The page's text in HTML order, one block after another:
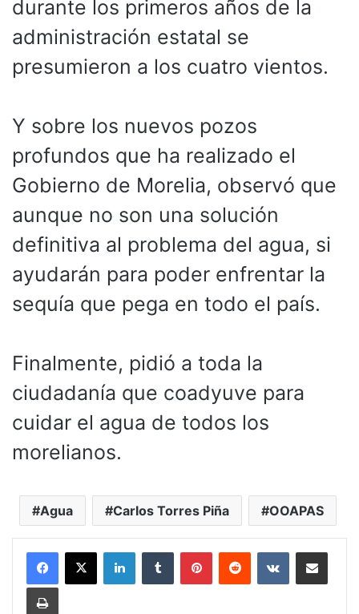
durante los primeros años de la
administración estatal se
presumieron a los cuatro vientos.
Y sobre los nuevos pozos
profundos que ha realizado el
Gobierno de Morelia, observó que
aunque no son una solución
definitiva al problema del agua, si
ayudarán para poder enfrentar la
sequía que pega en todo el país.
Finalmente, pidió a toda la
ciudadanía que coadyuve para
cuidar el agua de todos los
morelianos.
Agua Carlos Torres Piña OOAPAS
LinkedInTumblr PinterestReddit VKontakteCompartir por
Imprimir